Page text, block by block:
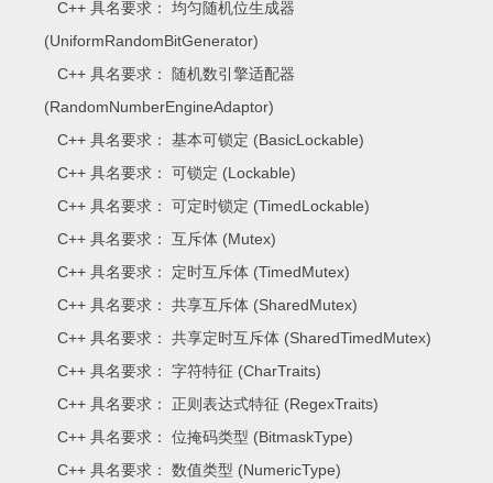
C++ 具名要求： 均匀随机位生成器
(UniformRandomBitGenerator)
C++ 具名要求： 随机数引擎适配器
(RandomNumberEngineAdaptor)
C++ 具名要求： 基本可锁定 (BasicLockable)
C++ 具名要求： 可锁定 (Lockable)
C++ 具名要求： 可定时锁定 (TimedLockable)
C++ 具名要求： 互斥体 (Mutex)
C++ 具名要求： 定时互斥体 (TimedMutex)
C++ 具名要求： 共享互斥体 (SharedMutex)
C++ 具名要求： 共享定时互斥体 (SharedTimedMutex)
C++ 具名要求： 字符特征 (CharTraits)
C++ 具名要求： 正则表达式特征 (RegexTraits)
C++ 具名要求： 位掩码类型 (BitmaskType)
C++ 具名要求： 数值类型 (NumericType)